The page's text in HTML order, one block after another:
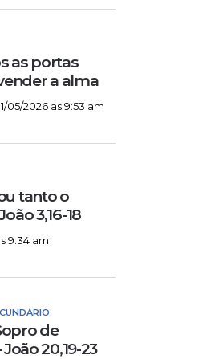
as portas
a alma
05/2026 as 9:53 am
tanto o
3,16-18
9:34 am
de
20,19-23